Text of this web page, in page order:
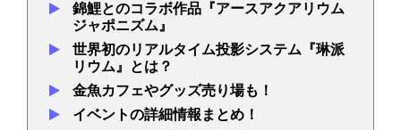
錦鯉とのコラボ作品『アースアクアリウム
ジャポニズム』
世界初のリアルタイム投影システム『琳派
リウム』とは？
金魚カフェやグッズ売り場も！
イベントの詳細情報まとめ！